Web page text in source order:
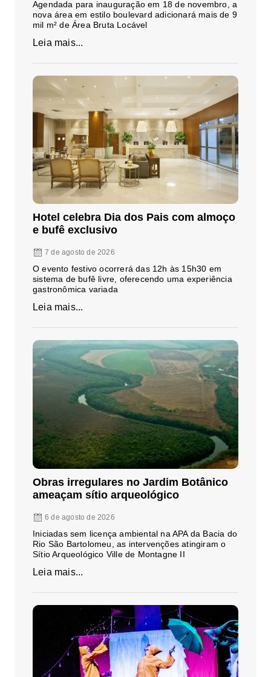
Agendada para inauguração em 18 de novembro, a
nova área em estilo boulevard adicionará mais de 9
mil m² de Área Bruta Locável
Leia mais...
Hotel celebra Dia dos Pais com almoço
e bufê exclusivo
7 de agosto de 2026
O evento festivo ocorrerá das 12h às 15h30 em
sistema de bufê livre, oferecendo uma experiência
gastronômica variada
Leia mais...
Obras irregulares no Jardim Botânico
ameaçam sítio arqueológico
6 de agosto de 2026
Iniciadas sem licença ambiental na APA da Bacia do
Rio São Bartolomeu, as intervenções atingiram o
Sítio Arqueológico Ville de Montagne II
Leia mais...